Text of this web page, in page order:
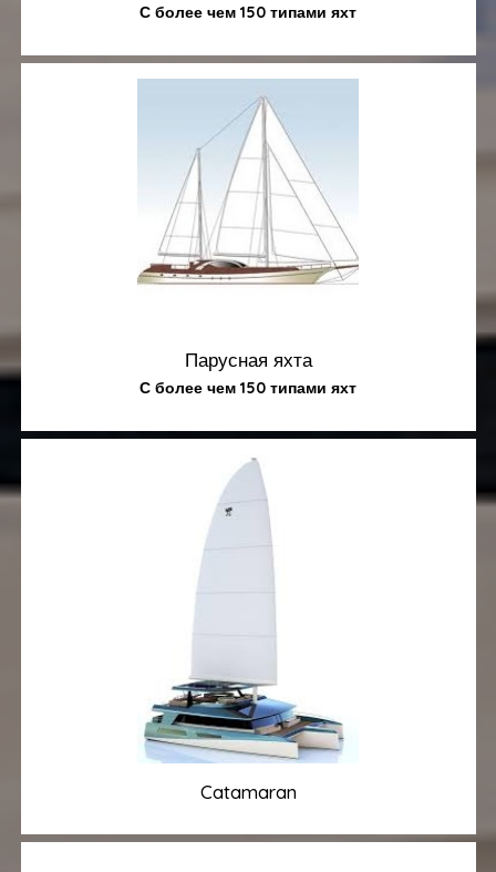
С более чем 150 типами яхт
Парусная яхта
С более чем 150 типами яхт
Catamaran